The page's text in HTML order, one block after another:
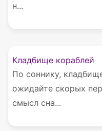
н...
Кладбище кораблей
По соннику,
ожидайте скорых
смысл сна...